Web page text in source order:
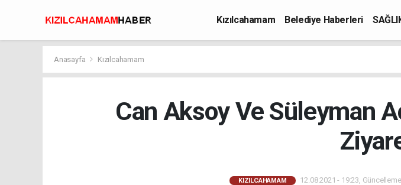
Kızılcahamam Belediye Haberleri
Anasayfa Kızılcahamam
Can Aksoy Ve Süleyman
KIZILCAHAMAM 12.08.2021 - 19:23,